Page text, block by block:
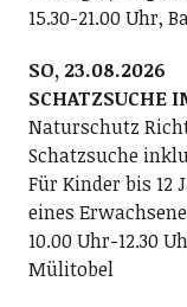
15.30-21.00 Uhr,
SO, 23.08.2026
SCHATZSUCHE
Naturschutz
Schatzsuche
Für Kinder bis 12
eines
10.00 Uhr-12.30
Mülitobel